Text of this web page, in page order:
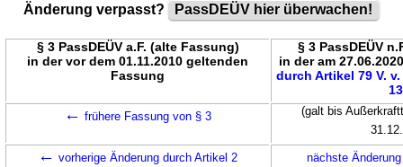
Änderung verpasst? PassDEÜV hier überwachen!
§ 3 PassDEÜV a.F. (alte Fassung)
in der vor dem 01.11.2010 geltenden
Fassung
§ 3 PassDEÜV
in der am
durch Artikel 79 V.
← frühere Fassung von § 3
(galt bis
← vorherige Änderung durch Artikel 2 nächste